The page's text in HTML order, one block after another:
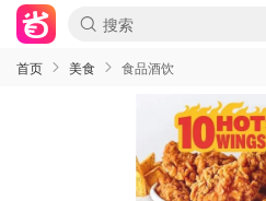
首页 美食 食品酒饮